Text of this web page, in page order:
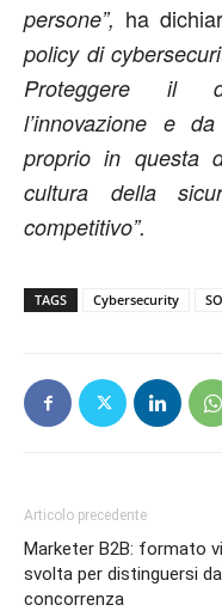
persone”, ha
policy di
Proteggere il
l’innovazione e
proprio in questa
cultura della
competitivo”.
TAGS Cybersecurity
Articolo precedente
Marketer B2B: formato
svolta per distinguersi
concorrenza